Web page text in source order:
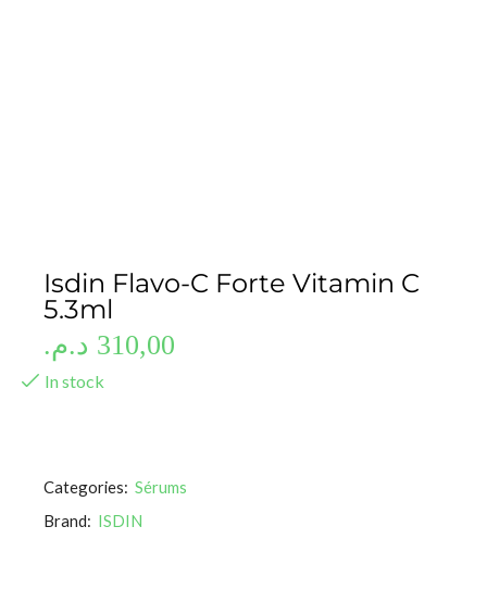
Isdin Flavo-C Forte Vitamin C
5.3ml
310,00 د.م.
In stock
Categories: Sérums
Brand: ISDIN